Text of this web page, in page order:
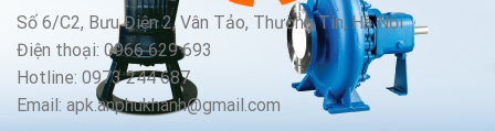
Số 6/C2, Bưu Điện 2, Vân Tảo, Thường Tín, Hà Nội
Điện thoại: 0966 629 693
Hotline: 0973 244 687
Email: apk.anphukhanh@gmail.com